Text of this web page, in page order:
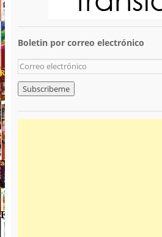
Boletin por correo electrónico